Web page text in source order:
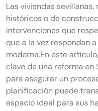
Las viviendas
históricos o de
intervenciones que
que a la vez respondan
moderna.En este
clave de una reforma en
para asegurar un
planificación puede
espacio ideal para sus